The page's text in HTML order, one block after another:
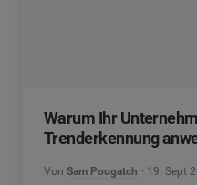
Warum Ihr
Trenderkennung
Von Sam Pougatch 19. Sept